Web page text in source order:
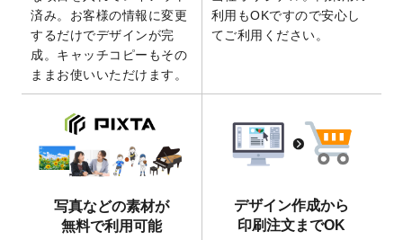
グ」「テンプレート間でパーツを流用する
方法」を公開いたしました。
2026/4/21
アクリルキーホルダーのデザインテンプレ
ート を追加いたしました。
りました！
2025/12/22
【新商品】アクリルキーホルダーが作成で
きるようになりました！
2025/12/22
2026年版4月始まりのカレンダーデザイン
テンプレート
を公開いたしました。
済み。お客様の情報に変更
するだけでデザインが完
成。キャッチコピーもその
ままお使いいただけます。
利用もOKですので安心し
てご利用ください。
写真などの素材が
無料で利用可能
デザイン作成から
印刷注文までOK